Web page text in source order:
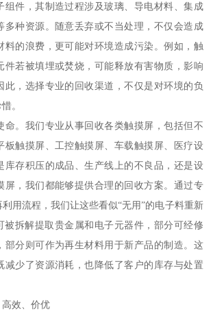
组件，其制造过程涉及玻璃、导电材料、集成
多种资源。随意丢弃或不当处理，不仅会造成
料的浪费，更可能对环境造成污染。例如，触
件若被填埋或焚烧，可能释放有害物质，影响
此，选择专业的回收渠道，不仅是对环境的负
。
命。我们专业从事回收各类触摸屏，包括但不
板触摸屏、工控触摸屏、车载触摸屏、医疗设
库存积压的成品、生产线上的不良品，还是设
屏，我们都能够提供合理的回收方案。通过专
用流程，我们让这些看似“无用”的电子料重新
拆解提取贵金属和电子元器件，部分可经修
部分则可作为再生材料用于新产品的制造。这
减少了资源消耗，也降低了客户的库存与处置
效、价优